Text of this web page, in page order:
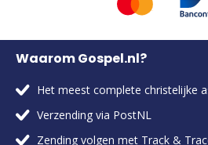
Waarom Gospel.nl?
Het meest complete christelijke
Verzending via PostNL
Zending volgen met Track &